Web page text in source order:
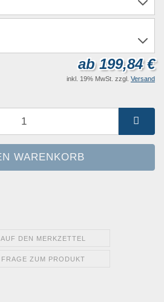
ab 199,84 €
inkl. 19% MwSt. zzgl. Versand
AUF DEN MERKZETTEL
FRAGE ZUM PRODUKT